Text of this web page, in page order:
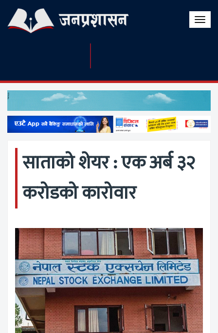
Toggle
साताको शेयर : एक अर्ब ३२
करोडको कारोवार